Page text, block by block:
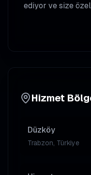
ediyor ve size
Hizmet
Düzköy
Trabzon, Türkiye